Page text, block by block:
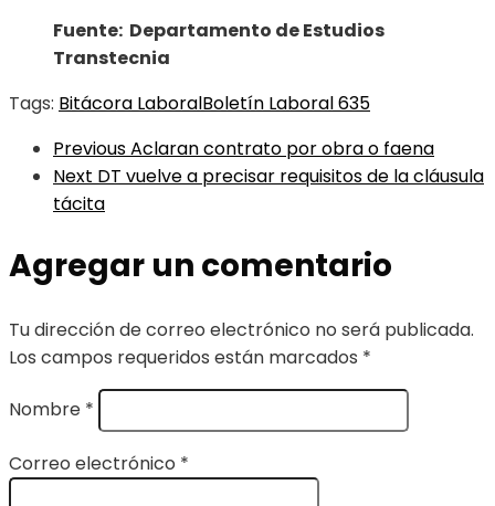
Fuente: Departamento de Estudios
Transtecnia
Tags: Bitácora LaboralBoletín Laboral 635
PreviousAclaran contrato por obra o faena
Next DT vuelve a precisar requisitos de la cláusula
tácita
Agregar un comentario
Tu dirección de correo electrónico no será publicada.
Los campos requeridos están marcados *
Nombre *
Correo electrónico *